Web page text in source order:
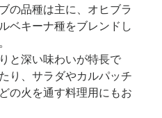
の品種は主に、オヒブラ
ベキーナ種をブレンドし
と深い味わいが特長で
り、サラダやカルパッチ
の火を通す料理用にもお